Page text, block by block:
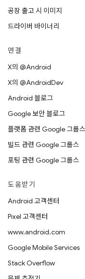
공장 출고 시 이미지
드라이버 바이너리
연결
X의 @Android
X의 @AndroidDev
Android 블로그
Google 보안 블로그
플랫폼 관련 Google 그룹스
빌드 관련 Google 그룹스
포팅 관련 Google 그룹스
도움받기
Android 고객센터
Pixel 고객센터
www.android.com
Google Mobile Services
Stack Overflow